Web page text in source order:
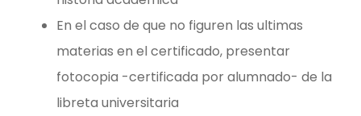
En el caso de que no figuren las ultimas
materias en el certificado, presentar
fotocopia -certificada por alumnado- de la
libreta universitaria